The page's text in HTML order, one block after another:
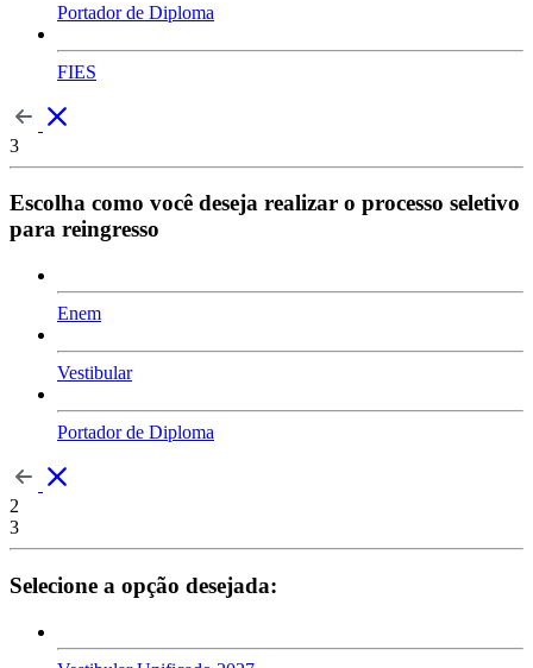
Portador de Diploma
FIES
3
Escolha como você deseja realizar o processo seletivo
para reingresso
Enem
Vestibular
Portador de Diploma
2
3
Selecione a opção desejada: